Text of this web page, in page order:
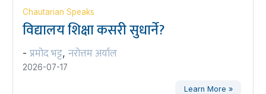
Chautarian Speaks
विद्यालय शिक्षा कसरी सुधार्ने?
- प्रमोद भट्ट, नरोत्तम अर्याल
2026-07-17
Learn More »